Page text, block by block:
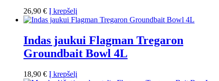
26,90 € Į krepšelį
Indas jaukui Flagman Tregaron
Groundbait Bowl 4L
18,90 € Į krepšelį